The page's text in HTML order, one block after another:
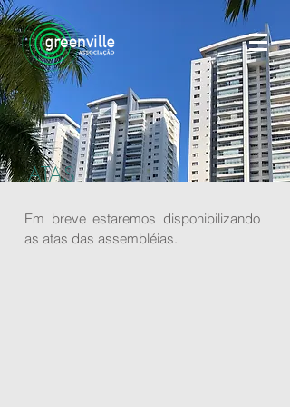
Em breve estaremos disponibilizando
as atas das assembléias.
ATAS